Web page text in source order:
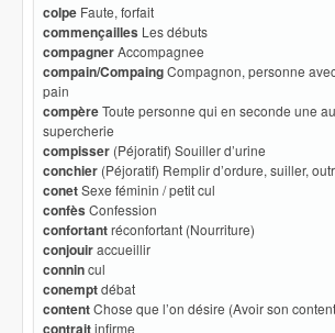
colpe Faute, forfait
commençailles Les débuts
compagnerAccompagnee
compain/CompaingCompagnon, personne
pain
compèreToute personne qui en seconde une
supercherie
compisser (Péjoratif) Souiller d’urine
conchier (Péjoratif) Remplir d’ordure, suiller,
conetSexe féminin / petit cul
confès Confession
confortantréconfortant (Nourriture)
conjouiraccueillir
connincul
conemptdébat
contentChose que l’on désire (Avoir son
contraitinfirme